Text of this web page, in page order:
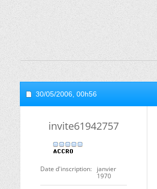
30/05/2006, 00h56
invite61942757
Date d'inscription
janvier
1970